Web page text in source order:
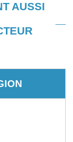
AUSSI